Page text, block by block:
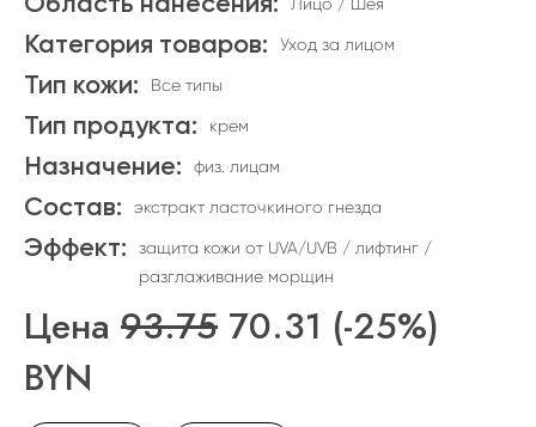
Категория товаров: Уход за лицом
Тип кожи: Все типы
Тип продукта: крем
Назначение: физ. лицам
Состав: экстракт ласточкиного гнезда
Эффект:
защита кожи от UVA/UVB / лифтинг /
разглаживание морщин
Цена 93.75 70.31 (-25%)
BYN